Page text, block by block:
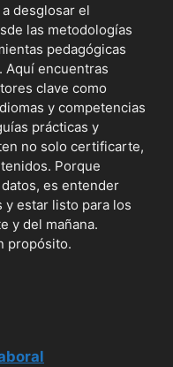
desglosar el
las metodologías
pedagógicas
Aquí encuentras
clave como
y competencias
prácticas y
no solo certificarte,
Porque
es entender
y estar listo para los
y del mañana.
propósito.